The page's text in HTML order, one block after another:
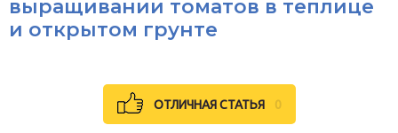
выращивании томатов в теплице
и открытом грунте
ОТЛИЧНАЯ СТАТЬЯ 0